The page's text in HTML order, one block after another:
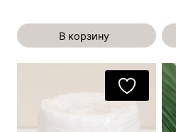
В корзину